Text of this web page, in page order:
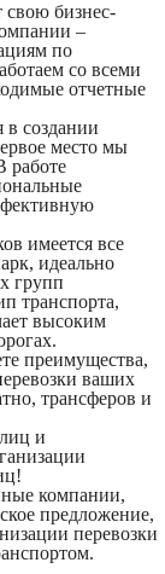
свою бизнес-
–
по
со всеми
отчетные
в создании
место мы
работе
имеется все
идеально
групп
транспорта,
высоким
преимущества,
ваших
трансферов и
и
компании,
предложение,
перевозки